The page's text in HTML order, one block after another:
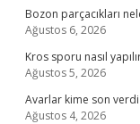
Bozon parçacıkları
Ağustos 6, 2026
Kros sporu nasıl
Ağustos 5, 2026
Avarlar kime son verdi
Ağustos 4, 2026